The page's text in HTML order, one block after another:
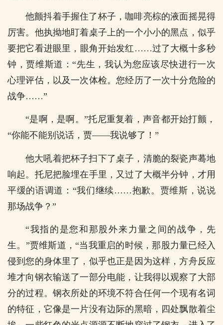
他颤抖着手握住了杯子，咖啡亮棕的液面摇晃得
厉害。他执拗地盯着桌子上的一个小小的黑点，似乎
要把它看进眼里，眼角开始发红……过了大概十多秒
钟，贾维斯道：“先生，我认为您应该尽快进行一次
心理评估，以及一次体检。您经历了一次十分危险的
战争……”
“是啊，是啊。”托尼重复着，声音都开始打颤，
“你能不能别说话，贾――我说够了！”
他大吼着把杯子扫下了桌子，清脆的裂瓷声蓦地
响起。托尼把脸埋在手里，又过了大概半分钟，才用
平缓的语调道：“我们继续……抱歉。贾维斯，说说
那场战争？”
“我指的是您和那股外来力量之间的战争，先
生。”贾维斯道，“当我重启的时候，那股力量已经入
侵到您的身体里了，似乎也正是因为这样，方舟反应
堆才向钢衣输送了一部分电能，让我得以观察了大部
分的过程。钢衣所处的环境不符合任何一个现有名词
的特征，它像是一片没有边际的黑暗，四处飘散着尘